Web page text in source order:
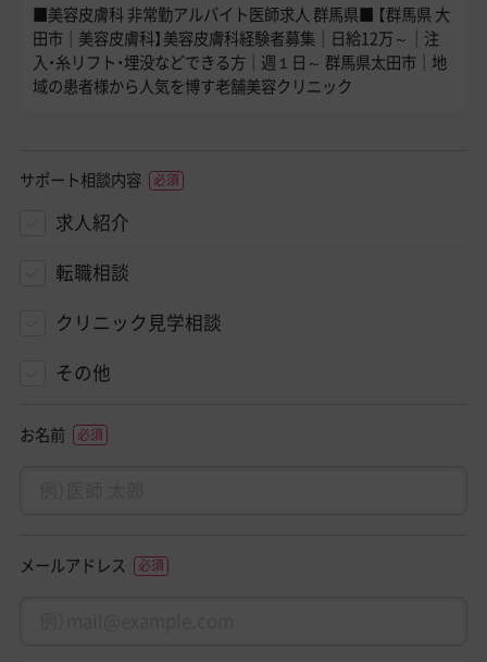
■美容皮膚科 非常勤アルバイト医師求人 群馬県■ 【群馬県 大
田市｜美容皮膚科】美容皮膚科経験者募集｜日給12万～｜注
入・糸リフト・埋没などできる方｜週１日～ 群馬県太田市｜地
域の患者様から人気を博す老舗美容クリニック
サポート相談内容
求人紹介
転職相談
クリニック見学相談
その他
お名前
メールアドレス